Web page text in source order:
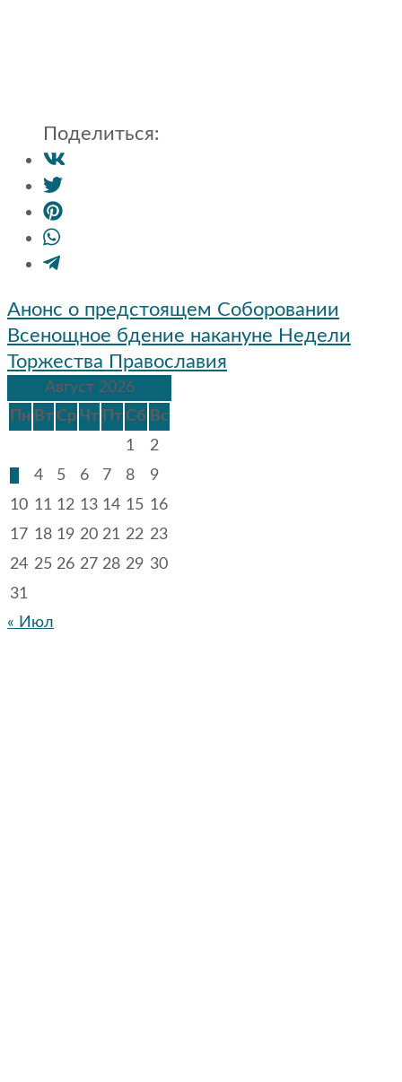
Поделиться:
Навигация
по
записям
Анонс о предстоящем Соборовании
Всенощное бдение накануне Недели
Торжества Православия
Август 2026
Пн Вт Ср Чт Пт Сб Вс
1
2
4 5 6 7 8
9
10 11 12 13 14 15 16
17 18 19 20 21 22 23
24 25 26 27 28 29 30
31
« Июл